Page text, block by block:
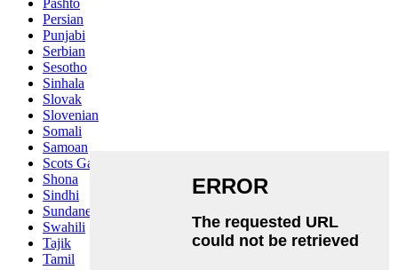
Persian
Punjabi
Serbian
Sesotho
Sinhala
Slovak
Slovenian
Somali
Samoan
Scots Gaelic
Shona
Sindhi
Sundanese
Swahili
Tajik
Tamil